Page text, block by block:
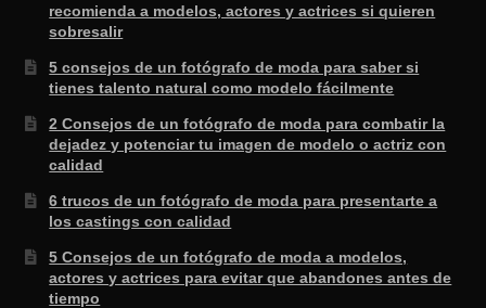
recomienda a modelos, actores y actrices si quieren
sobresalir
5 consejos de un fotógrafo de moda para saber si
tienes talento natural como modelo fácilmente
2 Consejos de un fotógrafo de moda para combatir la
dejadez y potenciar tu imagen de modelo o actriz con
calidad
6 trucos de un fotógrafo de moda para presentarte a
los castings con calidad
5 Consejos de un fotógrafo de moda a modelos,
actores y actrices para evitar que abandones antes de
tiempo